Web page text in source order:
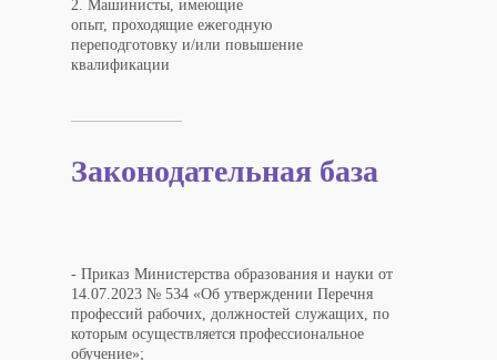
2. Машинисты, имеющие
опыт, проходящие ежегодную
переподготовку и/или повышение
квалификации
Законодательная база
- Приказ Министерства образования и науки от
14.07.2023 № 534 «Об утверждении Перечня
профессий рабочих, должностей служащих, по
которым осуществляется профессиональное
обучение»;